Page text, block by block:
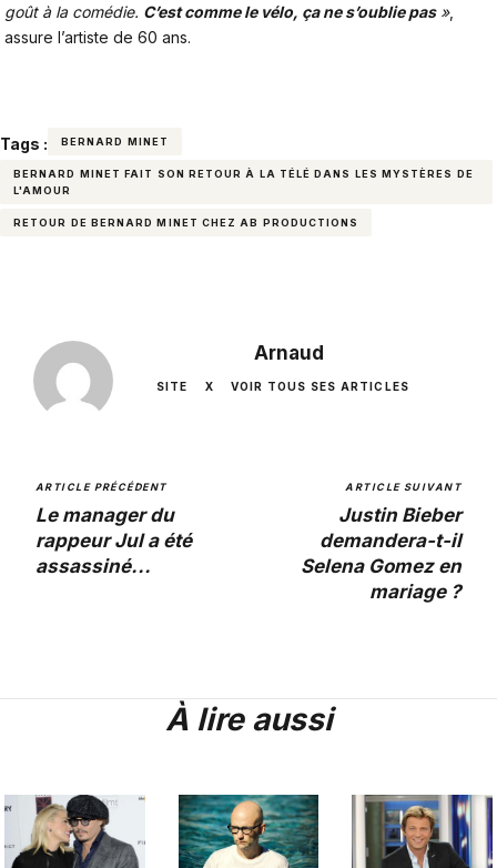
goût à la comédie. C’est comme le vélo, ça ne s’oublie pas»,
assure l’artiste de 60 ans.
Tags : BERNARD MINET
BERNARD MINET FAIT SON RETOUR À LA TÉLÉ DANS LES MYSTÈRES DE
L'AMOUR
RETOUR DE BERNARD MINET CHEZ AB PRODUCTIONS
Arnaud
SITE X VOIR TOUS SES ARTICLES
ARTICLE PRÉCÉDENT
Le manager du
rappeur Jul a été
assassiné...
ARTICLE SUIVANT
Justin Bieber
demandera-t-il
Selena Gomez en
mariage ?
À lire aussi